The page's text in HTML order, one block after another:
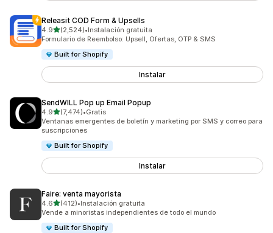
Releasit COD Form & Upsells
4.9de 5 estrellas
(2,524)
2524 reseñas en total
•Instalación gratuita
Formulario de Reembolso: Upsell, Ofertas, OTP & SMS
Built for Shopify
Instalar
SendWILL Pop up Email Popup
4.9de 5 estrellas
(7,474)
7474 reseñas en total
•Gratis
Ventanas emergentes de boletín y marketing por SMS y correo para
suscripciones
Built for Shopify
Instalar
Faire: venta mayorista
4.6de 5 estrellas
(412)
412 reseñas en total
•Instalación gratuita
Vende a minoristas independientes de todo el mundo
Built for Shopify